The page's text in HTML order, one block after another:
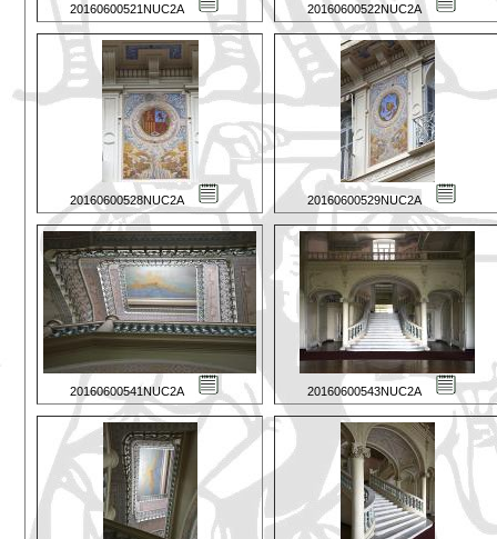
20160600521NUC2A 20160600522NUC2A
20160600528NUC2A 20160600529NUC2A
20160600541NUC2A 20160600543NUC2A